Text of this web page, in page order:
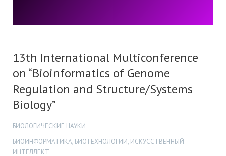
13th International Multiconference
on “Bioinformatics of Genome
Regulation and Structure/Systems
Biology”
БИОЛОГИЧЕСКИЕ НАУКИ
БИОИНФОРМАТИКА, БИОТЕХНОЛОГИИ, ИСКУССТВЕННЫЙ
ИНТЕЛЛЕКТ